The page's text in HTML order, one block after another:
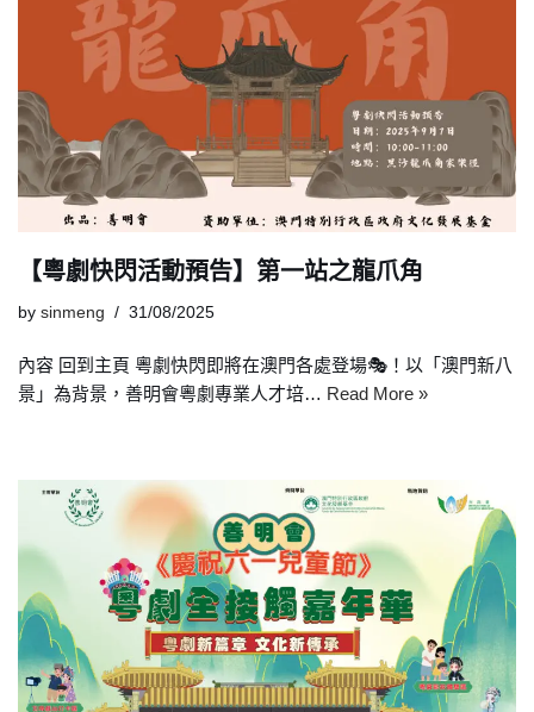
【粵劇快閃活動預告】第一站之龍爪角
by sinmeng 31/08/2025
內容 回到主頁 粵劇快閃即將在澳門各處登場🎭！以「澳門新八
景」為背景，善明會粵劇專業人才培… Read More »